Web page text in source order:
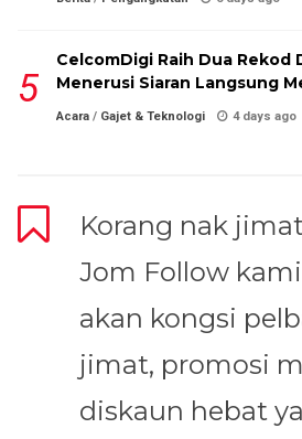
CelcomDigi Raih Dua Rekod
Menerusi Siaran Langsung
Acara / Gajet & Teknologi 4 days ago
Korang nak
Jom Follow
akan kongsi
jimat, promosi
diskaun hebat